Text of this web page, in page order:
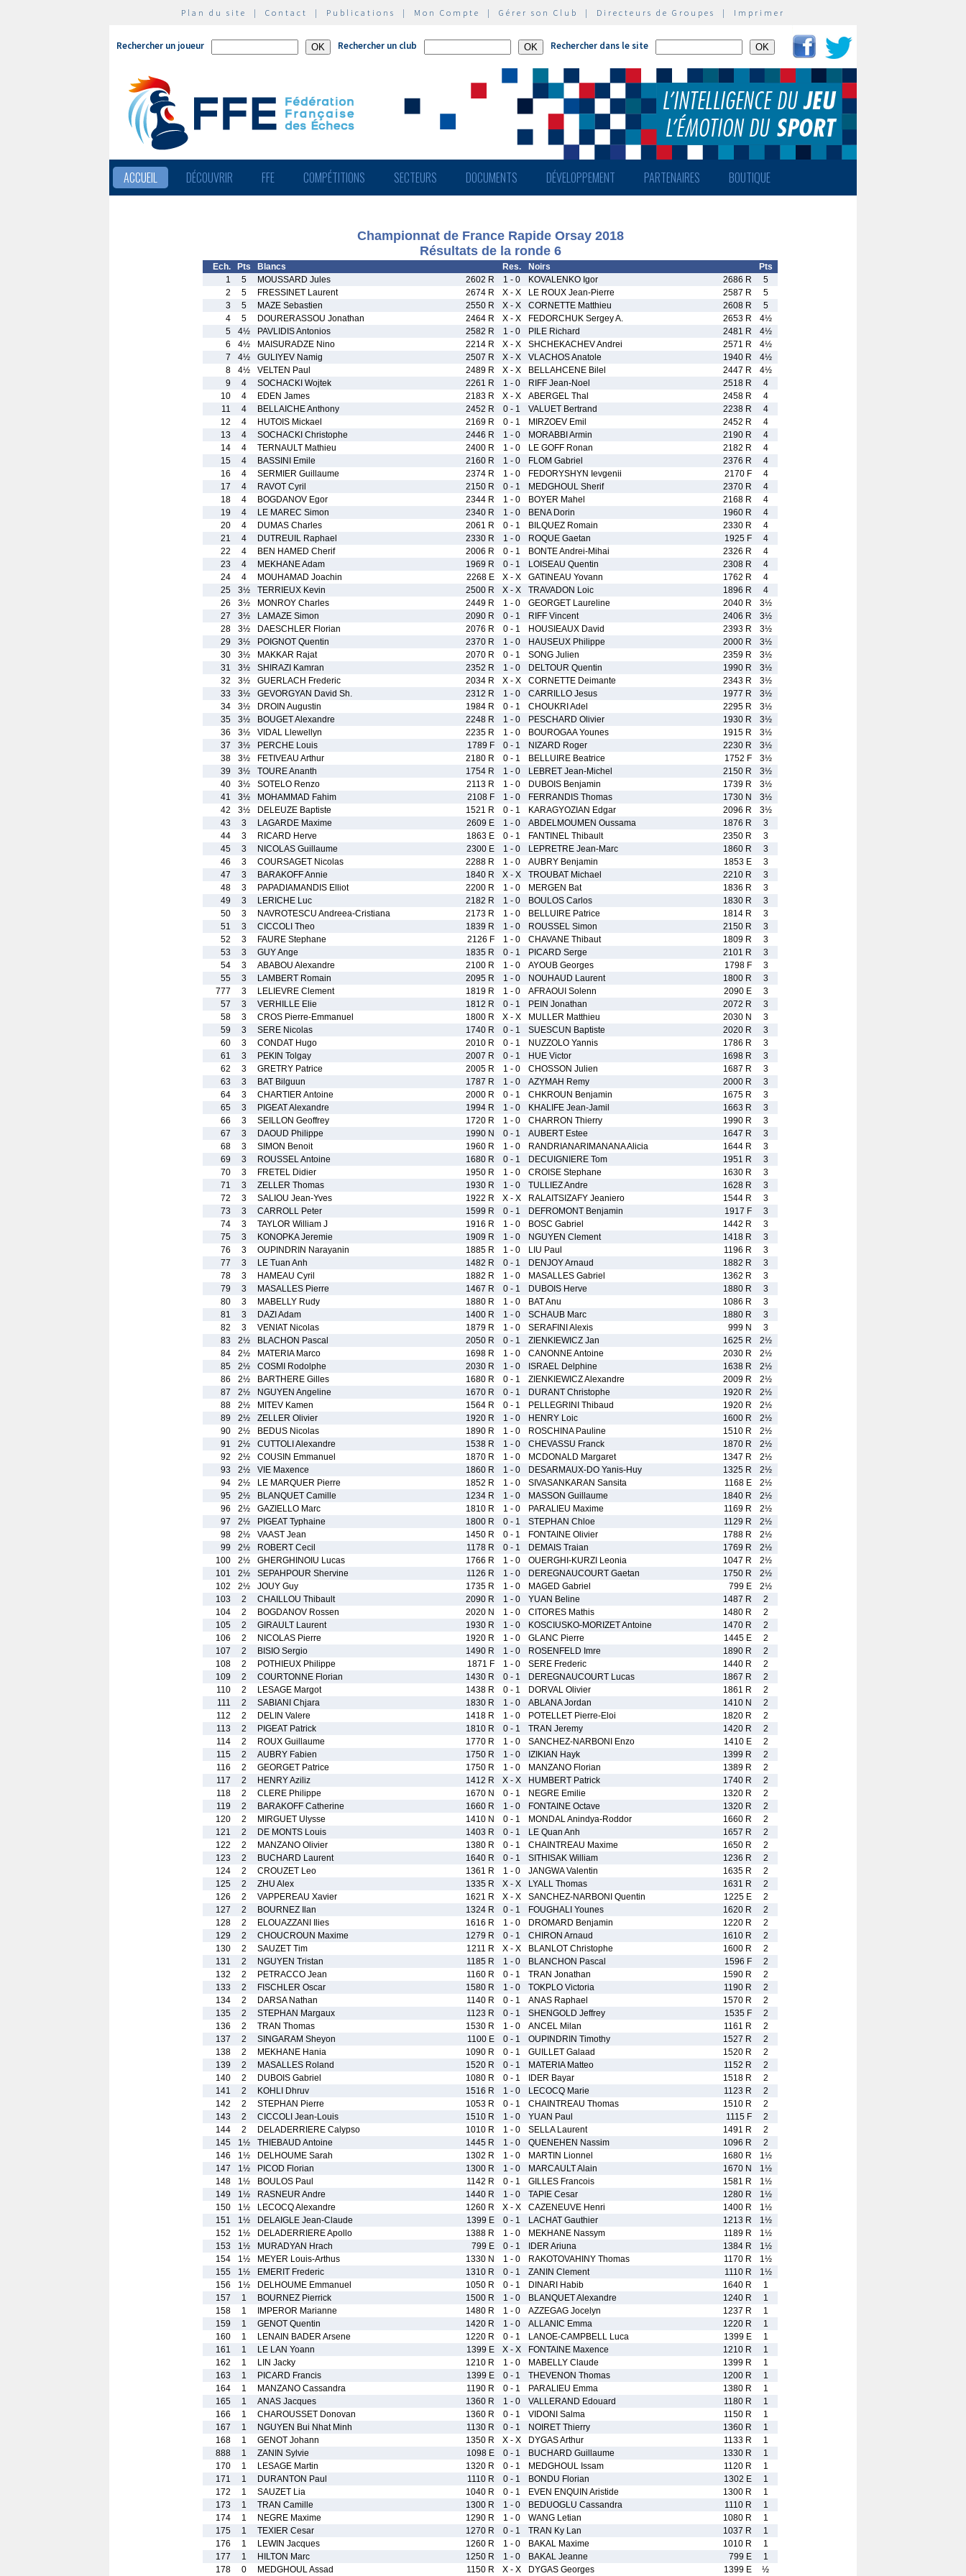
Plan du site | Contact | Publications | Mon Compte | Gérer son Club | Directeurs de Groupes | Imprimer
Rechercher un joueur Rechercher un club Rechercher dans le site
ACCUEIL DÉCOUVRIR FFE COMPÉTITIONS SECTEURS DOCUMENTS DÉVELOPPEMENT PARTENAIRES BOUTIQUE
Championnat de France Rapide Orsay 2018
Résultats de la ronde 6
Ech. Pts Blancs Res. Noirs
Pts
1
5 MOUSSARD Jules 2602 R 1 - 0 KOVALENKO Igor 2686 R
5
2
5 FRESSINET Laurent 2674 R X - X LE ROUX Jean-Pierre 2587 R
5
3
5 MAZE Sebastien 2550 R X - X CORNETTE Matthieu 2608 R
5
4
5 DOURERASSOU Jonathan 2464 R X - X FEDORCHUK Sergey A. 2653 R
4½
5
4½ PAVLIDIS Antonios 2582 R 1 - 0 PILE Richard 2481 R
4½
6
4½ MAISURADZE Nino 2214 R X - X SHCHEKACHEV Andrei 2571 R
4½
7
4½ GULIYEV Namig 2507 R X - X VLACHOS Anatole 1940 R
4½
8
4½ VELTEN Paul 2489 R X - X BELLAHCENE Bilel 2447 R
4½
9
4 SOCHACKI Wojtek 2261 R 1 - 0 RIFF Jean-Noel 2518 R
4
10
4 EDEN James 2183 R X - X ABERGEL Thal 2458 R
4
11
4 BELLAICHE Anthony 2452 R 0 - 1 VALUET Bertrand 2238 R
4
12
4 HUTOIS Mickael 2169 R 0 - 1 MIRZOEV Emil 2452 R
4
13
4 SOCHACKI Christophe 2446 R 1 - 0 MORABBI Armin 2190 R
4
14
4 TERNAULT Mathieu 2400 R 1 - 0 LE GOFF Ronan 2182 R
4
15
4 BASSINI Emile 2160 R 1 - 0 FLOM Gabriel 2376 R
4
16
4 SERMIER Guillaume 2374 R 1 - 0 FEDORYSHYN Ievgenii 2170 F
4
17
4 RAVOT Cyril 2150 R 0 - 1 MEDGHOUL Sherif 2370 R
4
18
4 BOGDANOV Egor 2344 R 1 - 0 BOYER Mahel 2168 R
4
19
4 LE MAREC Simon 2340 R 1 - 0 BENA Dorin 1960 R
4
20
4 DUMAS Charles 2061 R 0 - 1 BILQUEZ Romain 2330 R
4
21
4 DUTREUIL Raphael 2330 R 1 - 0 ROQUE Gaetan 1925 F
4
22
4 BEN HAMED Cherif 2006 R 0 - 1 BONTE Andrei-Mihai 2326 R
4
23
4 MEKHANE Adam 1969 R 0 - 1 LOISEAU Quentin 2308 R
4
24
4 MOUHAMAD Joachin 2268 E X - X GATINEAU Yovann 1762 R
4
25
3½ TERRIEUX Kevin 2500 R X - X TRAVADON Loic 1896 R
4
26
3½ MONROY Charles 2449 R 1 - 0 GEORGET Laureline 2040 R
3½
27
3½ LAMAZE Simon 2090 R 0 - 1 RIFF Vincent 2406 R
3½
28
3½ DAESCHLER Florian 2076 R 0 - 1 HOUSIEAUX David 2393 R
3½
29
3½ POIGNOT Quentin 2370 R 1 - 0 HAUSEUX Philippe 2000 R
3½
30
3½ MAKKAR Rajat 2070 R 0 - 1 SONG Julien 2359 R
3½
31
3½ SHIRAZI Kamran 2352 R 1 - 0 DELTOUR Quentin 1990 R
3½
32
3½ GUERLACH Frederic 2034 R X - X CORNETTE Deimante 2343 R
3½
33
3½ GEVORGYAN David Sh. 2312 R 1 - 0 CARRILLO Jesus 1977 R
3½
34
3½ DROIN Augustin 1984 R 0 - 1 CHOUKRI Adel 2295 R
3½
35
3½ BOUGET Alexandre 2248 R 1 - 0 PESCHARD Olivier 1930 R
3½
36
3½ VIDAL Llewellyn 2235 R 1 - 0 BOUROGAA Younes 1915 R
3½
37
3½ PERCHE Louis 1789 F 0 - 1 NIZARD Roger 2230 R
3½
38
3½ FETIVEAU Arthur 2180 R 0 - 1 BELLUIRE Beatrice 1752 F
3½
39
3½ TOURE Ananth 1754 R 1 - 0 LEBRET Jean-Michel 2150 R
3½
40
3½ SOTELO Renzo 2113 R 1 - 0 DUBOIS Benjamin 1739 R
3½
41
3½ MOHAMMAD Fahim 2108 F 1 - 0 FERRANDIS Thomas 1730 N
3½
42
3½ DELEUZE Baptiste 1521 R 0 - 1 KARAGYOZIAN Edgar 2096 R
3½
43
3 LAGARDE Maxime 2609 E 1 - 0 ABDELMOUMEN Oussama 1876 R
3
44
3 RICARD Herve 1863 E 0 - 1 FANTINEL Thibault 2350 R
3
45
3 NICOLAS Guillaume 2300 E 1 - 0 LEPRETRE Jean-Marc 1860 R
3
46
3 COURSAGET Nicolas 2288 R 1 - 0 AUBRY Benjamin 1853 E
3
47
3 BARAKOFF Annie 1840 R X - X TROUBAT Michael 2210 R
3
48
3 PAPADIAMANDIS Elliot 2200 R 1 - 0 MERGEN Bat 1836 R
3
49
3 LERICHE Luc 2182 R 1 - 0 BOULOS Carlos 1830 R
3
50
3 NAVROTESCU Andreea-Cristiana 2173 R 1 - 0 BELLUIRE Patrice 1814 R
3
51
3 CICCOLI Theo 1839 R 1 - 0 ROUSSEL Simon 2150 R
3
52
3 FAURE Stephane 2126 F 1 - 0 CHAVANE Thibaut 1809 R
3
53
3 GUY Ange 1835 R 0 - 1 PICARD Serge 2101 R
3
54
3 ABABOU Alexandre 2100 R 1 - 0 AYOUB Georges 1798 F
3
55
3 LAMBERT Romain 2095 R 1 - 0 NOUHAUD Laurent 1800 R
3
777
3 LELIEVRE Clement 1819 R 1 - 0 AFRAOUI Solenn 2090 E
3
57
3 VERHILLE Elie 1812 R 0 - 1 PEIN Jonathan 2072 R
3
58
3 CROS Pierre-Emmanuel 1800 R X - X MULLER Matthieu 2030 N
3
59
3 SERE Nicolas 1740 R 0 - 1 SUESCUN Baptiste 2020 R
3
60
3 CONDAT Hugo 2010 R 0 - 1 NUZZOLO Yannis 1786 R
3
61
3 PEKIN Tolgay 2007 R 0 - 1 HUE Victor 1698 R
3
62
3 GRETRY Patrice 2005 R 1 - 0 CHOSSON Julien 1687 R
3
63
3 BAT Bilguun 1787 R 1 - 0 AZYMAH Remy 2000 R
3
64
3 CHARTIER Antoine 2000 R 0 - 1 CHKROUN Benjamin 1675 R
3
65
3 PIGEAT Alexandre 1994 R 1 - 0 KHALIFE Jean-Jamil 1663 R
3
66
3 SEILLON Geoffrey 1720 R 1 - 0 CHARRON Thierry 1990 R
3
67
3 DAOUD Philippe 1990 N 0 - 1 AUBERT Estee 1647 R
3
68
3 SIMON Benoit 1960 R 1 - 0 RANDRIANARIMANANA Alicia 1644 R
3
69
3 ROUSSEL Antoine 1680 R 0 - 1 DECUIGNIERE Tom 1951 R
3
70
3 FRETEL Didier 1950 R 1 - 0 CROISE Stephane 1630 R
3
71
3 ZELLER Thomas 1930 R 1 - 0 TULLIEZ Andre 1628 R
3
72
3 SALIOU Jean-Yves 1922 R X - X RALAITSIZAFY Jeaniero 1544 R
3
73
3 CARROLL Peter 1599 R 0 - 1 DEFROMONT Benjamin 1917 F
3
74
3 TAYLOR William J 1916 R 1 - 0 BOSC Gabriel 1442 R
3
75
3 KONOPKA Jeremie 1909 R 1 - 0 NGUYEN Clement 1418 R
3
76
3 OUPINDRIN Narayanin 1885 R 1 - 0 LIU Paul 1196 R
3
77
3 LE Tuan Anh 1482 R 0 - 1 DENJOY Arnaud 1882 R
3
78
3 HAMEAU Cyril 1882 R 1 - 0 MASALLES Gabriel 1362 R
3
79
3 MASALLES Pierre 1467 R 0 - 1 DUBOIS Herve 1880 R
3
80
3 MABELLY Rudy 1880 R 1 - 0 BAT Anu 1086 R
3
81
3 DAZI Adam 1400 R 1 - 0 SCHAUB Marc 1880 R
3
82
3 VENIAT Nicolas 1879 R 1 - 0 SERAFINI Alexis 999 N
3
83
2½ BLACHON Pascal 2050 R 0 - 1 ZIENKIEWICZ Jan 1625 R
2½
84
2½ MATERIA Marco 1698 R 1 - 0 CANONNE Antoine 2030 R
2½
85
2½ COSMI Rodolphe 2030 R 1 - 0 ISRAEL Delphine 1638 R
2½
86
2½ BARTHERE Gilles 1680 R 0 - 1 ZIENKIEWICZ Alexandre 2009 R
2½
87
2½ NGUYEN Angeline 1670 R 0 - 1 DURANT Christophe 1920 R
2½
88
2½ MITEV Kamen 1564 R 0 - 1 PELLEGRINI Thibaud 1920 R
2½
89
2½ ZELLER Olivier 1920 R 1 - 0 HENRY Loic 1600 R
2½
90
2½ BEDUS Nicolas 1890 R 1 - 0 ROSCHINA Pauline 1510 R
2½
91
2½ CUTTOLI Alexandre 1538 R 1 - 0 CHEVASSU Franck 1870 R
2½
92
2½ COUSIN Emmanuel 1870 R 1 - 0 MCDONALD Margaret 1347 R
2½
93
2½ VIE Maxence 1860 R 1 - 0 DESARMAUX-DO Yanis-Huy 1325 R
2½
94
2½ LE MARQUER Pierre 1852 R 1 - 0 SIVASANKARAN Sansita 1168 E
2½
95
2½ BLANQUET Camille 1234 R 1 - 0 MASSON Guillaume 1840 R
2½
96
2½ GAZIELLO Marc 1810 R 1 - 0 PARALIEU Maxime 1169 R
2½
97
2½ PIGEAT Typhaine 1800 R 0 - 1 STEPHAN Chloe 1129 R
2½
98
2½ VAAST Jean 1450 R 0 - 1 FONTAINE Olivier 1788 R
2½
99
2½ ROBERT Cecil 1178 R 0 - 1 DEMAIS Traian 1769 R
2½
100
2½ GHERGHINOIU Lucas 1766 R 1 - 0 OUERGHI-KURZI Leonia 1047 R
2½
101
2½ SEPAHPOUR Shervine 1126 R 1 - 0 DEREGNAUCOURT Gaetan 1750 R
2½
102
2½ JOUY Guy 1735 R 1 - 0 MAGED Gabriel 799 E
2½
103
2 CHAILLOU Thibault 2090 R 1 - 0 YUAN Beline 1487 R
2
104
2 BOGDANOV Rossen 2020 N 1 - 0 CITORES Mathis 1480 R
2
105
2 GIRAULT Laurent 1930 R 1 - 0 KOSCIUSKO-MORIZET Antoine 1470 R
2
106
2 NICOLAS Pierre 1920 R 1 - 0 GLANC Pierre 1445 E
2
107
2 BISIO Sergio 1490 R 1 - 0 ROSENFELD Imre 1890 R
2
108
2 POTHIEUX Philippe 1871 F 1 - 0 SERE Frederic 1440 R
2
109
2 COURTONNE Florian 1430 R 0 - 1 DEREGNAUCOURT Lucas 1867 R
2
110
2 LESAGE Margot 1438 R 0 - 1 DORVAL Olivier 1861 R
2
111
2 SABIANI Chjara 1830 R 1 - 0 ABLANA Jordan 1410 N
2
112
2 DELIN Valere 1418 R 1 - 0 POTELLET Pierre-Eloi 1820 R
2
113
2 PIGEAT Patrick 1810 R 0 - 1 TRAN Jeremy 1420 R
2
114
2 ROUX Guillaume 1770 R 1 - 0 SANCHEZ-NARBONI Enzo 1410 E
2
115
2 AUBRY Fabien 1750 R 1 - 0 IZIKIAN Hayk 1399 R
2
116
2 GEORGET Patrice 1750 R 1 - 0 MANZANO Florian 1389 R
2
117
2 HENRY Aziliz 1412 R X - X HUMBERT Patrick 1740 R
2
118
2 CLERE Philippe 1670 N 0 - 1 NEGRE Emilie 1320 R
2
119
2 BARAKOFF Catherine 1660 R 1 - 0 FONTAINE Octave 1320 R
2
120
2 MIRGUET Ulysse 1410 N 0 - 1 MONDAL Anindya-Roddor 1660 R
2
121
2 DE MONTS Louis 1403 R 0 - 1 LE Quan Anh 1657 R
2
122
2 MANZANO Olivier 1380 R 0 - 1 CHAINTREAU Maxime 1650 R
2
123
2 BUCHARD Laurent 1640 R 0 - 1 SITHISAK William 1236 R
2
124
2 CROUZET Leo 1361 R 1 - 0 JANGWA Valentin 1635 R
2
125
2 ZHU Alex 1335 R X - X LYALL Thomas 1631 R
2
126
2 VAPPEREAU Xavier 1621 R X - X SANCHEZ-NARBONI Quentin 1225 E
2
127
2 BOURNEZ Ilan 1324 R 0 - 1 FOUGHALI Younes 1620 R
2
128
2 ELOUAZZANI Ilies 1616 R 1 - 0 DROMARD Benjamin 1220 R
2
129
2 CHOUCROUN Maxime 1279 R 0 - 1 CHIRON Arnaud 1610 R
2
130
2 SAUZET Tim 1211 R X - X BLANLOT Christophe 1600 R
2
131
2 NGUYEN Tristan 1185 R 1 - 0 BLANCHON Pascal 1596 F
2
132
2 PETRACCO Jean 1160 R 0 - 1 TRAN Jonathan 1590 R
2
133
2 FISCHLER Oscar 1580 R 1 - 0 TOKPLO Victoria 1190 R
2
134
2 DARSA Nathan 1140 R 0 - 1 ANAS Raphael 1570 R
2
135
2 STEPHAN Margaux 1123 R 0 - 1 SHENGOLD Jeffrey 1535 F
2
136
2 TRAN Thomas 1530 R 1 - 0 ANCEL Milan 1161 R
2
137
2 SINGARAM Sheyon 1100 E 0 - 1 OUPINDRIN Timothy 1527 R
2
138
2 MEKHANE Hania 1090 R 0 - 1 GUILLET Galaad 1520 R
2
139
2 MASALLES Roland 1520 R 0 - 1 MATERIA Matteo 1152 R
2
140
2 DUBOIS Gabriel 1080 R 0 - 1 IDER Bayar 1518 R
2
141
2 KOHLI Dhruv 1516 R 1 - 0 LECOCQ Marie 1123 R
2
142
2 STEPHAN Pierre 1053 R 0 - 1 CHAINTREAU Thomas 1510 R
2
143
2 CICCOLI Jean-Louis 1510 R 1 - 0 YUAN Paul 1115 F
2
144
2 DELADERRIERE Calypso 1010 R 1 - 0 SELLA Laurent 1491 R
2
145
1½ THIEBAUD Antoine 1445 R 1 - 0 QUENEHEN Nassim 1096 R
2
146
1½ DELHOUME Sarah 1302 R 1 - 0 MARTIN Lionnel 1680 R
1½
147
1½ PICOD Florian 1300 R 1 - 0 MARCAULT Alain 1670 N
1½
148
1½ BOULOS Paul 1142 R 0 - 1 GILLES Francois 1581 R
1½
149
1½ RASNEUR Andre 1440 R 1 - 0 TAPIE Cesar 1280 R
1½
150
1½ LECOCQ Alexandre 1260 R X - X CAZENEUVE Henri 1400 R
1½
151
1½ DELAIGLE Jean-Claude 1399 E 0 - 1 LACHAT Gauthier 1213 R
1½
152
1½ DELADERRIERE Apollo 1388 R 1 - 0 MEKHANE Nassym 1189 R
1½
153
1½ MURADYAN Hrach 799 E 0 - 1 IDER Ariuna 1384 R
1½
154
1½ MEYER Louis-Arthus 1330 N 1 - 0 RAKOTOVAHINY Thomas 1170 R
1½
155
1½ EMERIT Frederic 1310 R 0 - 1 ZANIN Clement 1110 R
1½
156
1½ DELHOUME Emmanuel 1050 R 0 - 1 DINARI Habib 1640 R
1
157
1 BOURNEZ Pierrick 1500 R 1 - 0 BLANQUET Alexandre 1240 R
1
158
1 IMPEROR Marianne 1480 R 1 - 0 AZZEGAG Jocelyn 1237 R
1
159
1 GENOT Quentin 1420 R 1 - 0 ALLANIC Emma 1220 R
1
160
1 LENAIN BADER Arsene 1220 R 0 - 1 LANOE-CAMPBELL Luca 1399 E
1
161
1 LE LAN Yoann 1399 E X - X FONTAINE Maxence 1210 R
1
162
1 LIN Jacky 1210 R 1 - 0 MABELLY Claude 1399 R
1
163
1 PICARD Francis 1399 E 0 - 1 THEVENON Thomas 1200 R
1
164
1 MANZANO Cassandra 1190 R 0 - 1 PARALIEU Emma 1380 R
1
165
1 ANAS Jacques 1360 R 1 - 0 VALLERAND Edouard 1180 R
1
166
1 CHAROUSSET Donovan 1360 R 0 - 1 VIDONI Salma 1150 R
1
167
1 NGUYEN Bui Nhat Minh 1130 R 0 - 1 NOIRET Thierry 1360 R
1
168
1 GENOT Johann 1350 R X - X DYGAS Arthur 1133 R
1
888
1 ZANIN Sylvie 1098 E 0 - 1 BUCHARD Guillaume 1330 R
1
170
1 LESAGE Martin 1320 R 0 - 1 MEDGHOUL Issam 1120 R
1
171
1 DURANTON Paul 1110 R 0 - 1 BONDU Florian 1302 E
1
172
1 SAUZET Lia 1040 R 0 - 1 EVEN ENQUIN Aristide 1300 R
1
173
1 TRAN Camille 1300 R 1 - 0 BEDUOGLU Cassandra 1110 R
1
174
1 NEGRE Maxime 1290 R 1 - 0 WANG Letian 1080 R
1
175
1 TEXIER Cesar 1270 R 0 - 1 TRAN Ky Lan 1037 R
1
176
1 LEWIN Jacques 1260 R 1 - 0 BAKAL Maxime 1010 R
1
177
1 HILTON Marc 1250 R 1 - 0 BAKAL Jeanne 799 E
1
178
0 MEDGHOUL Assad 1150 R X - X DYGAS Georges 1399 E ½